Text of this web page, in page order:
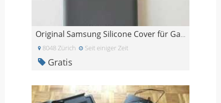
Original Samsung Silicone Cover für Galaxy S20
8048 Zürich Seit einiger Zeit
Gratis